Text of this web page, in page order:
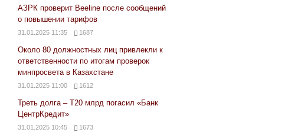
АЗРК проверит Beeline после сообщений
о повышении тарифов
31.01.2025 11:35 1687
Около 80 должностных лиц привлекли к
ответственности по итогам проверок
минпросвета в Казахстане
31.01.2025 11:00 1612
Треть долга – Т20 млрд погасил «Банк
ЦентрКредит»
31.01.2025 10:45 1673